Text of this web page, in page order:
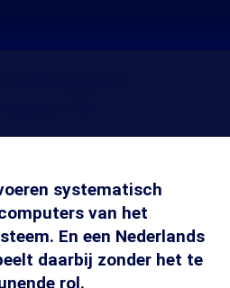
systematisch
van het
En een Nederlands
daarbij zonder het te
rol.